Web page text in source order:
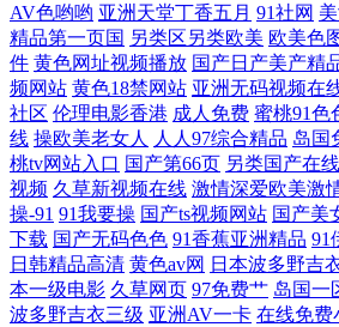
先锋av无码一区 欧美性交在线 国产福利av 91
色国产精品 黄色片视频网站欧美 97日韩 91超
人 九九热视 www瑟 超碰人人做爱 91pron电影
久在线 婷婷五月日韩伦理 蜜芽极品视觉盛宴
产在线 深爱五月激情网 青青草社区 传媒视频
频在线观看 亚成人洲电影在线 色玖玖精品 国
AV色哟哟 亚洲天堂丁香五月 91社网
精品第一页国 另类区另类欧美 欧美色
件 黄色网址视频播放 国产日产美产精
频网站 黄色18禁网站 亚洲无码视频在
社区 伦理电影香港 成人免费 蜜桃91色
线 操欧美老女人 人人97综合精品 岛国
桃tv网站入口 国产第66页 另类国产在线
视频 久草新视频在线 激情深爱欧美激
操-91 91我要操 国产ts视频网站 国产美
下载 国产无码色色 91香蕉亚洲精品 91
日韩精品高清 黄色av网 日本波多野吉
本一级电影 久草网页 97免费艹 岛国一
波多野吉衣三级 亚洲AV一卡 在线免费